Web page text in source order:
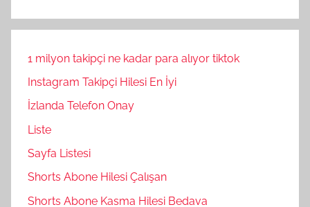
1 milyon takipçi ne kadar para alıyor tiktok
Instagram Takipçi Hilesi En İyi
İzlanda Telefon Onay
Liste
Sayfa Listesi
Shorts Abone Hilesi Çalışan
Shorts Abone Kasma Hilesi Bedava